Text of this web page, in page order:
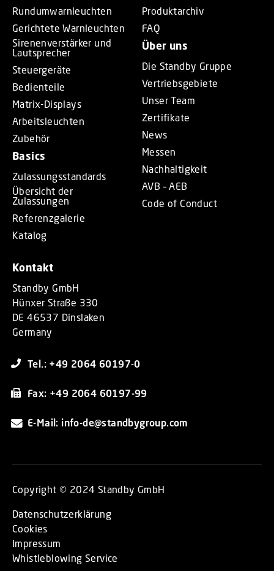
Rundumwarnleuchten
Gerichtete Warnleuchten
Sirenenverstärker und
Lautsprecher
Steuergeräte
Bedienteile
Matrix-Displays
Arbeitsleuchten
Zubehör
Basics
Zulassungsstandards
Übersicht der
Zulassungen
Referenzgalerie
Katalog
Produktarchiv
FAQ
Über uns
Die Standby Gruppe
Vertriebsgebiete
Unser Team
Zertifikate
News
Messen
Nachhaltigkeit
AVB – AEB
Code of Conduct
Kontakt
Standby GmbH
Hünxer Straße 330
DE 46537 Dinslaken
Germany
Tel.: +49 2064 60197-0
Fax: +49 2064 60197-99
E-Mail: info-de@standbygroup.com
Copyright © 2024 Standby GmbH
Datenschutzerklärung
Cookies
Impressum
Whistleblowing Service